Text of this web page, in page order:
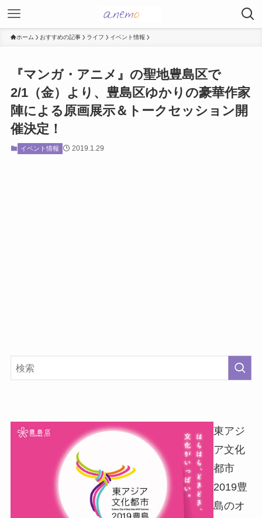
ホーム おすすめの記事 ライフ イベント情報
『マンガ・アニメ』の聖地豊島区で
2/1（金）より、豊島区ゆかりの豪華作家
陣による原画展示＆トークセッション開
催決定！
イベント情報 2019.1.29
東アジ
ア文化
都市
2019豊
島のオ